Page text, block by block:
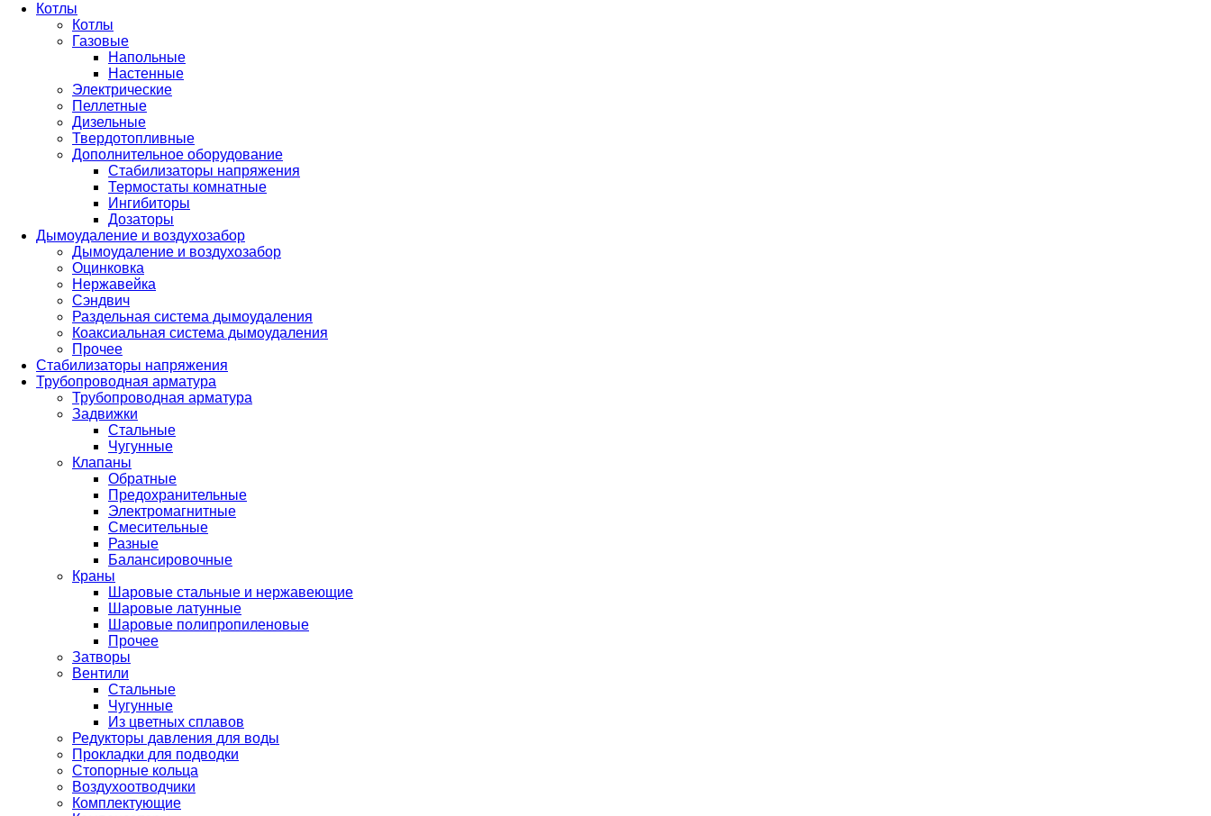
Котлы
Котлы
Газовые
Напольные
Настенные
Электрические
Пеллетные
Дизельные
Твердотопливные
Дополнительное оборудование
Стабилизаторы напряжения
Термостаты комнатные
Ингибиторы
Дозаторы
Дымоудаление и воздухозабор
Дымоудаление и воздухозабор
Оцинковка
Нержавейка
Сэндвич
Раздельная система дымоудаления
Коаксиальная система дымоудаления
Прочее
Стабилизаторы напряжения
Трубопроводная арматура
Трубопроводная арматура
Задвижки
Стальные
Чугунные
Клапаны
Обратные
Предохранительные
Электромагнитные
Смесительные
Разные
Балансировочные
Краны
Шаровые стальные и нержавеющие
Шаровые латунные
Шаровые полипропиленовые
Прочее
Затворы
Вентили
Стальные
Чугунные
Из цветных сплавов
Редукторы давления для воды
Прокладки для подводки
Стопорные кольца
Воздухоотводчики
Комплектующие